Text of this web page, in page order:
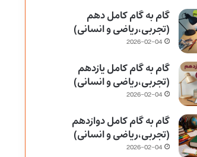
گام به گام کامل دهم
(تجربی،ریاضی و انسانی)
2026-02-04
گام به گام کامل یازدهم
(تجربی،ریاضی و انسانی)
2026-02-04
گام به گام کامل دوازدهم
(تجربی،ریاضی و انسانی)
2026-02-04